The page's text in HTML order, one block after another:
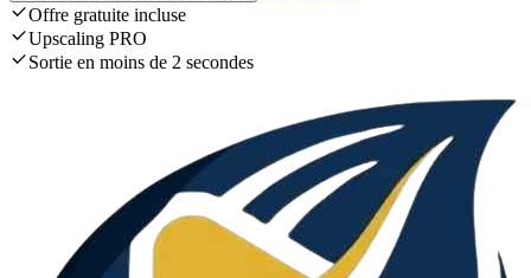
Offre gratuite incluse
Upscaling PRO
Sortie en moins de 2 secondes